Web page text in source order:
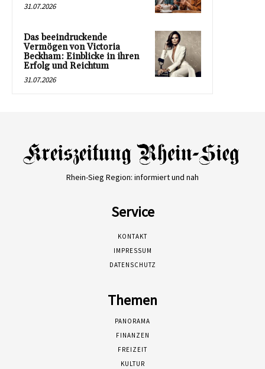
31.07.2026
Das beeindruckende
Vermögen von Victoria
Beckham: Einblicke in ihren
Erfolg und Reichtum
31.07.2026
Rhein-Sieg Region: informiert und nah
Service
KONTAKT
IMPRESSUM
DATENSCHUTZ
Themen
PANORAMA
FINANZEN
FREIZEIT
KULTUR